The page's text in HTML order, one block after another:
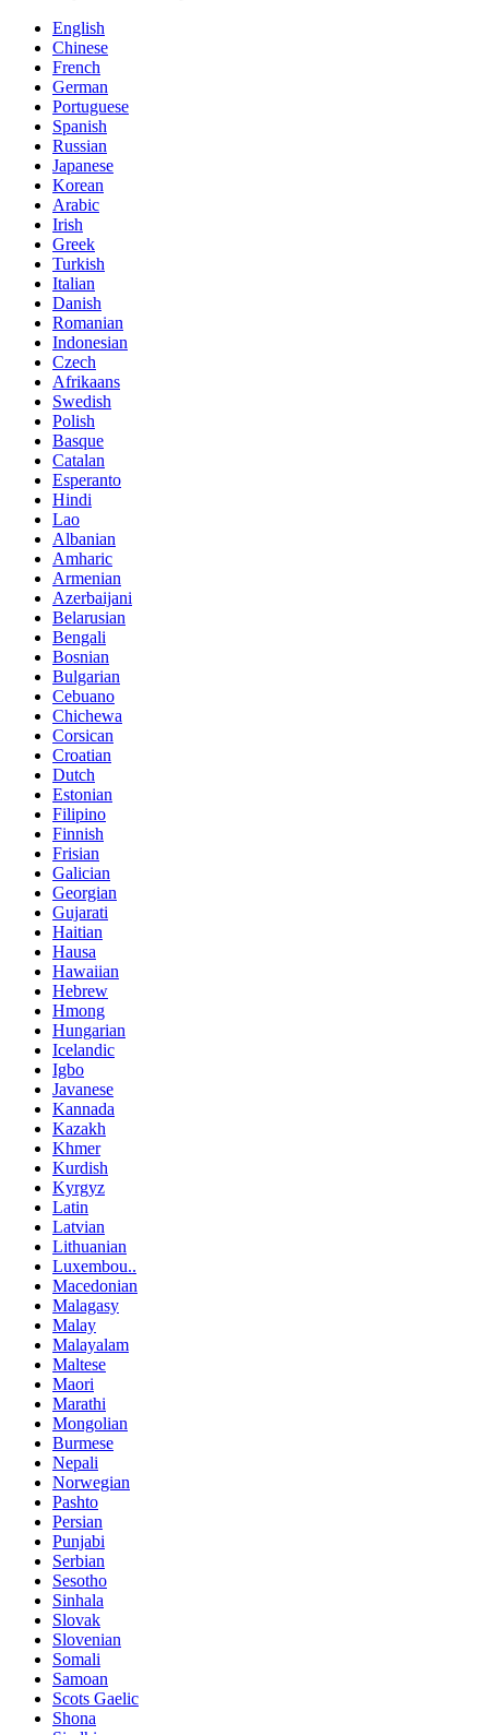
English
Chinese
French
German
Portuguese
Spanish
Russian
Japanese
Korean
Arabic
Irish
Greek
Turkish
Italian
Danish
Romanian
Indonesian
Czech
Afrikaans
Swedish
Polish
Basque
Catalan
Esperanto
Hindi
Lao
Albanian
Amharic
Armenian
Azerbaijani
Belarusian
Bengali
Bosnian
Bulgarian
Cebuano
Chichewa
Corsican
Croatian
Dutch
Estonian
Filipino
Finnish
Frisian
Galician
Georgian
Gujarati
Haitian
Hausa
Hawaiian
Hebrew
Hmong
Hungarian
Icelandic
Igbo
Javanese
Kannada
Kazakh
Khmer
Kurdish
Kyrgyz
Latin
Latvian
Lithuanian
Luxembou..
Macedonian
Malagasy
Malay
Malayalam
Maltese
Maori
Marathi
Mongolian
Burmese
Nepali
Norwegian
Pashto
Persian
Punjabi
Serbian
Sesotho
Sinhala
Slovak
Slovenian
Somali
Samoan
Scots Gaelic
Shona